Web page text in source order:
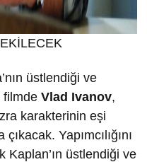
üstlendiği ve
filmde Vlad Ivanov,
karakterinin eşi
Yapımcılığını
Kaplan’ın üstlendiği ve